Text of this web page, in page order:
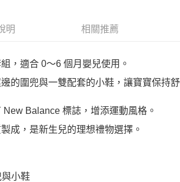
明 相關推薦
，適合 0～6 個月嬰兒使用。
的圍兜與一雙配套的小鞋，讓寶寶保持舒
New Balance 標誌，增添運動風格。
成，是新生兒的理想禮物選擇。
小鞋